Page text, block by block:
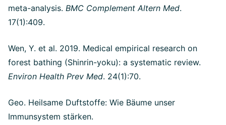
meta-analysis. BMC Complement Altern Med.
17(1):409.
Wen, Y. et al. 2019. Medical empirical research on
forest bathing (Shinrin-yoku): a systematic review.
Environ Health Prev Med. 24(1):70.
Geo. Heilsame Duftstoffe: Wie Bäume unser
Immunsystem stärken.